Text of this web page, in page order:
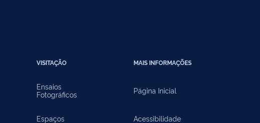
VISITAÇÃO
Ensaios
Fotográficos
Espaços
MAIS INFORMAÇÕES
Página Inicial
Acessibilidade